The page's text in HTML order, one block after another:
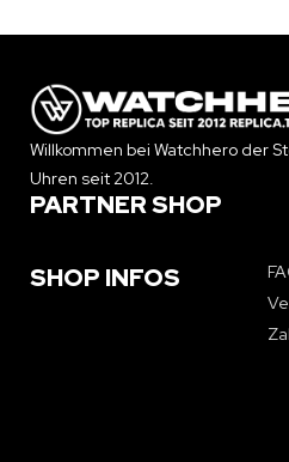
Willkommen bei Watchhero der
Uhren seit 2012.
PARTNER SHOP
SHOP INFOS